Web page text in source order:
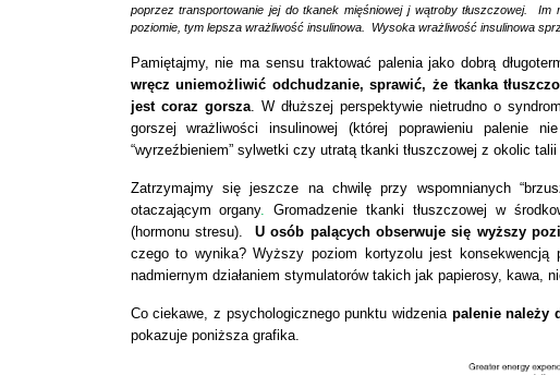
poprzez transportowanie jej do tkanek mięśniowej j wątroby tłuszczowej.
poziomie, tym lepsza wrażliwość insulinowa. Wysoka wrażliwość insulinowa
Pamiętajmy, nie ma sensu traktować palenia jako dobrą
wręcz uniemożliwić odchudzanie, sprawić, że tkanka
jest coraz gorsza. W dłuższejperspektywie nietrudno o
gorszej wrażliwości insulinowej (której poprawieniu
“wyrzeźbieniem” sylwetki czy utratą tkanki tłuszczowej z okolic
Zatrzymajmy się jeszcze na chwilę przy wspomnianych
otaczającym organy .Gromadzenie tkanki tłuszczowej w
(hormonu stresu).
U osób palących obserwuje się wyższy
czego to wynika? Wyższy poziom kortyzolu jest konsekwencją
nadmiernym działaniem stymulatorów takich jak papierosy, kawa,
Co ciekawe, z psychologicznego punktu widzenia palenie należy
pokazuje poniższa grafika.